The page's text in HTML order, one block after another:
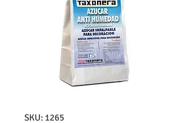
SKU: 1265